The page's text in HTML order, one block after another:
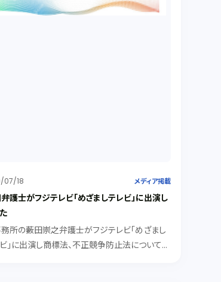
07/18 メディア掲載
護士がフジテレビ「めざましテレビ」に出演し
所の藪田崇之弁護士がフジテレビ「めざまし
」に出演し商標法、不正競争防止法についてコ